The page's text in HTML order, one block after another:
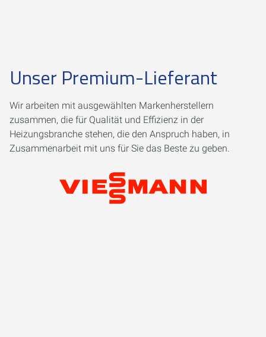
Unser Premium-Lieferant
Wir arbeiten mit ausgewählten Markenherstellern
zusammen, die für Qualität und Effizienz in der
Heizungsbranche stehen, die den Anspruch haben, in
Zusammenarbeit mit uns für Sie das Beste zu geben.